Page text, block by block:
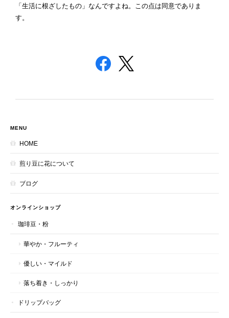
「生活に根ざしたもの」なんですよね。この点は同意でありま
す。
MENU
HOME
煎り豆に花について
ブログ
オンラインショップ
珈琲豆・粉
華やか・フルーティ
優しい・マイルド
落ち着き・しっかり
ドリップバッグ